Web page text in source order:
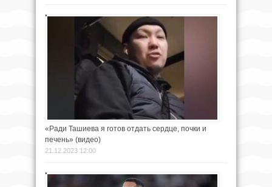
«Ради Ташиева я готов отдать сердце, почки и
печень» (видео)
21.12.2023 12:00